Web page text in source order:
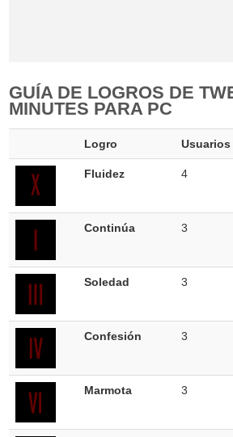
GUÍA DE LOGROS DE
MINUTES PARA PC
Logro Usuarios
Fluidez 4
Continúa 3
Soledad 3
Confesión 3
Marmota 3